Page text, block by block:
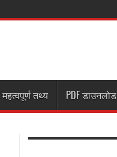
महत्वपूर्ण तथ्य PDF डाउनलोड